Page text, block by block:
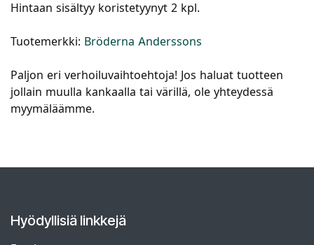
Hintaan sisältyy koristetyynyt 2 kpl.
Tuotemerkki: Bröderna Anderssons
Paljon eri verhoiluvaihtoehtoja! Jos haluat tuotteen
jollain muulla kankaalla tai värillä, ole yhteydessä
myymäläämme.
Hyödyllisiä linkkejä